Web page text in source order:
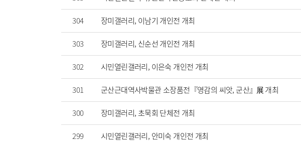
304 장미갤러리, 이남기 개인전 개최
303 장미갤러리, 신순선 개인전 개최
302 시민열린갤러리, 이은숙 개인전 개최
301 군산근대역사박물관 소장품전『영감의 씨앗, 군산』展 개최
300 장미갤러리, 초묵회 단체전 개최
299 시민열린갤러리, 안미숙 개인전 개최